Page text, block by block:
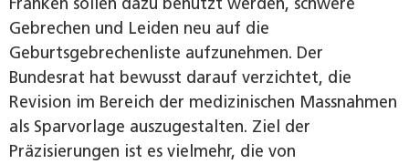
Gebrechen und Leiden neu auf die
Geburtsgebrechenliste aufzunehmen. Der
Bundesrat hat bewusst darauf verzichtet, die
Revision im Bereich der medizinischen Massnahmen
als Sparvorlage auszugestalten. Ziel der
Präzisierungen ist es vielmehr, die von